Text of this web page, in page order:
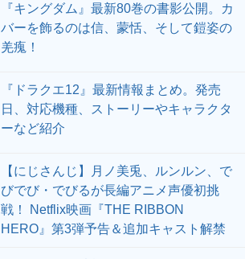
『キングダム』最新80巻の書影公開。カ
バーを飾るのは信、蒙恬、そして鎧姿の
羌瘣！
『ドラクエ12』最新情報まとめ。発売
日、対応機種、ストーリーやキャラクタ
ーなど紹介
【にじさんじ】月ノ美兎、ルンルン、で
びでび・でびるが長編アニメ声優初挑
戦！ Netflix映画『THE RIBBON
HERO』第3弾予告＆追加キャスト解禁